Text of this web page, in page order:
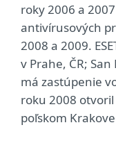
roky 2006 a
antivírusových
2008 a 2009.
v Prahe, ČR;
má zastúpenie
roku 2008 otvoril
poľskom